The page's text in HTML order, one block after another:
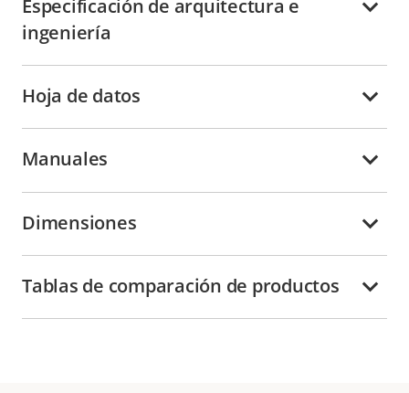
Especificación de arquitectura e
ingeniería
Hoja de datos
Manuales
Dimensiones
Tablas de comparación de productos